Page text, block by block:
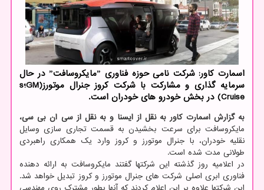
اسمارت کاور: شرکت نامی حوزه فناوری ˮمایکروسافتˮ در حال
سرمایه گذاری و مشارکت با شرکت کروز جنرال موتورز(GM؛s
Cruise) در بخش خودرو های خودران است.
به گزارش اسمارت کاور به نقل از ایسنا و به نقل از سی ان بی سی،
مایکروسافت برای سرعت بخشیدن به قسمت تجاری سازی وسایل
نقلیه خودران، با جنرال موتورز و کروز وارد یک همکاری راهبردی
طولانی مدت شده است.
در اعلامیه روز گذشته این شرکتها گفتند مایکروسافت به ارائه دهنده
فناوری ابری اصلی شرکت های جنرال موتورز و کروز تبدیل خواهد شد.
این شرکتها علاوه بر این اعلام کردند که آنها بطور مشترک روی مهندسی